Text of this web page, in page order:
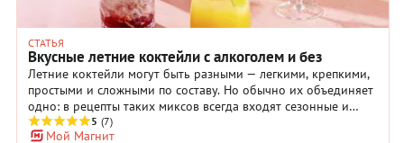
СТАТЬЯ
Вкусные летние коктейли с алкоголем и без
Летние коктейли могут быть разными — легкими, крепкими,
простыми и сложными по составу. Но обычно их объединяет
одно: в рецепты таких миксов всегда входят сезонные и
экзотические фрукты, ягоды и травы. Клубника, смородина,
малина, абрикосы, вишня, ананасы, лайм, мята и мед —
5 (7)
Мой Магнит